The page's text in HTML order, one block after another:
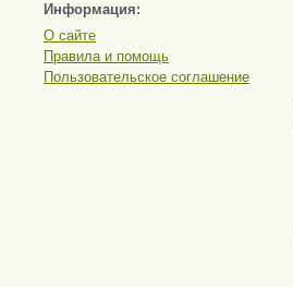
Информация:
О сайте
Правила и помощь
Пользовательское соглашение